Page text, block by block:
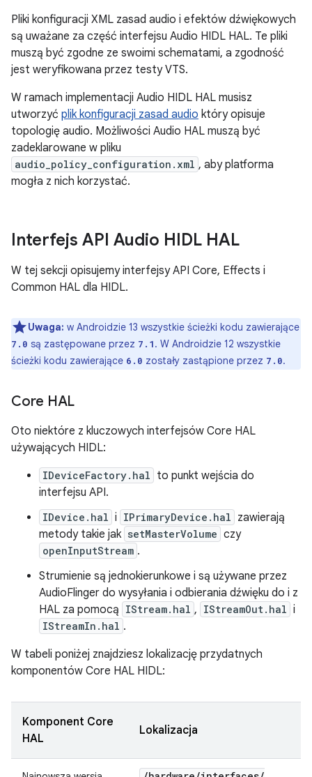
Pliki konfiguracji XML zasad audio i efektów dźwiękowych
są uważane za część interfejsu Audio HIDL HAL. Te pliki
muszą być zgodne ze swoimi schematami, a zgodność
jest weryfikowana przez testy VTS.
W ramach implementacji Audio HIDL HAL musisz
utworzyć plik konfiguracji zasad audio który opisuje
topologię audio. Możliwości Audio HAL muszą być
zadeklarowane w pliku
audio_policy_configuration.xml , aby platforma
mogła z nich korzystać.
Interfejs API Audio HIDL HAL
W tej sekcji opisujemy interfejsy API Core, Effects i
Common HAL dla HIDL.
Uwaga: w Androidzie 13 wszystkie ścieżki kodu zawierające
7.0 są zastępowane przez 7.1. W Androidzie 12 wszystkie
ścieżki kodu zawierające 6.0 zostały zastąpione przez 7.0.
Core HAL
Oto niektóre z kluczowych interfejsów Core HAL
używających HIDL:
IDeviceFactory.hal to punkt wejścia do
interfejsu API.
IDevice.hal i IPrimaryDevice.hal zawierają
metody takie jak setMasterVolume czy
openInputStream .
Strumienie są jednokierunkowe i są używane przez
AudioFlinger do wysyłania i odbierania dźwięku do i z
HAL za pomocą IStream.hal , IStreamOut.hal i
IStreamIn.hal .
W tabeli poniżej znajdziesz lokalizację przydatnych
komponentów Core HAL HIDL:
Komponent Core
HAL
Lokalizacja